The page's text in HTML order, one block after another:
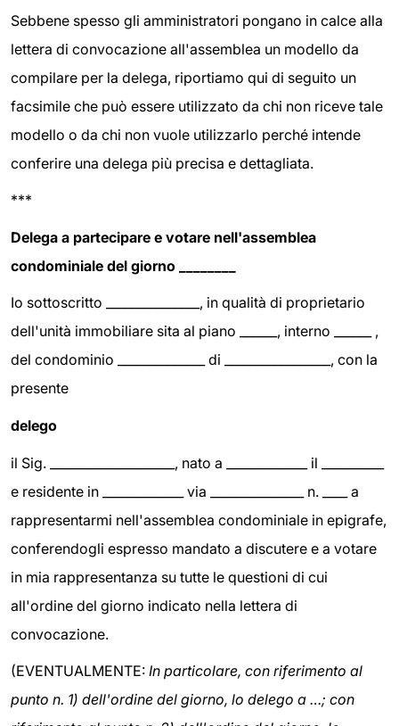
Sebbene spesso gli amministratori pongano in calce alla
lettera di convocazione all'assemblea un modello da
compilare per la delega, riportiamo qui di seguito un
facsimile che può essere utilizzato da chi non riceve tale
modello o da chi non vuole utilizzarlo perché intende
conferire una delega più precisa e dettagliata.
***
Delega a partecipare e votare nell'assemblea
condominiale del giorno ________
Io sottoscritto _______________, in qualità di proprietario
dell'unità immobiliare sita al piano ______, interno ______ ,
del condominio ______________ di _________________, con la
presente
delego
il Sig. ____________________, nato a _____________ il __________
e residente in _____________ via _______________ n. ____ a
rappresentarmi nell'assemblea condominiale in epigrafe,
conferendogli espresso mandato a discutere e a votare
in mia rappresentanza su tutte le questioni di cui
all'ordine del giorno indicato nella lettera di
convocazione.
(EVENTUALMENTE: In particolare, con riferimento al
punto n. 1) dell'ordine del giorno, lo delego a …; con